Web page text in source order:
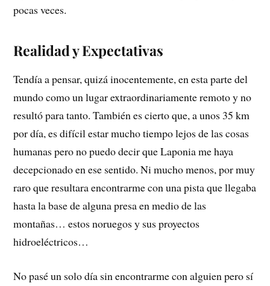
pocas veces.
Realidad y Expectativas
Tendía a pensar, quizá inocentemente, en esta parte del
mundo como un lugar extraordinariamente remoto y no
resultó para tanto. También es cierto que, a unos 35 km
por día, es difícil estar mucho tiempo lejos de las cosas
humanas pero no puedo decir que Laponia me haya
decepcionado en ese sentido. Ni mucho menos, por muy
raro que resultara encontrarme con una pista que llegaba
hasta la base de alguna presa en medio de las
montañas… estos noruegos y sus proyectos
hidroeléctricos…
No pasé un solo día sin encontrarme con alguien pero sí